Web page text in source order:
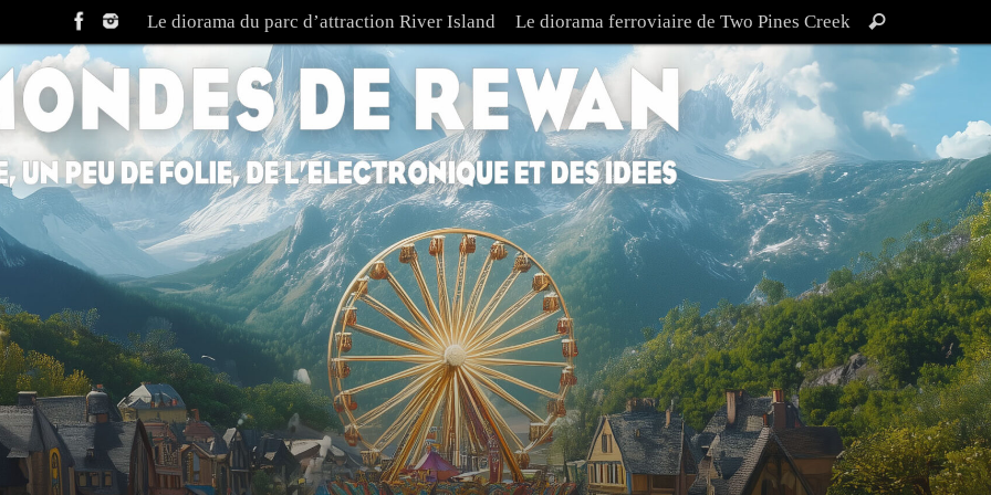
Le diorama du parc d’attraction River Island Le diorama ferroviaire de Two Pines Creek
pour
Rechercher